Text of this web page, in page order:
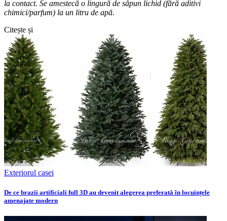
la contact. Se amestecă o lingură de săpun lichid (fără aditivi
chimici/parfum) la un litru de apă.
Citește și
Exteriorul casei
De ce brazii artificiali full 3D au devenit alegerea preferată în locuințele
amenajate modern